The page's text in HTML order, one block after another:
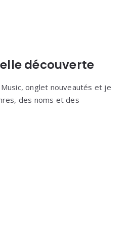
découverte
onglet nouveautés et je
des noms et des